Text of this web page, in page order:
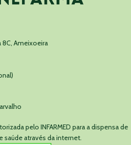
Ameixoeira
pelo INFARMED para a dispensa de
através da internet.